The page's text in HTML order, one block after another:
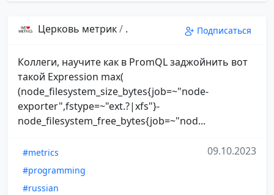
Церковь метрик/ . Подписаться
Коллеги, научите как в PromQL заджойнить вот
такой Expression max(
(node_filesystem_size_bytes{job=~"node-
exporter",fstype=~"ext.?|xfs"}-
node_filesystem_free_bytes{job=~"nod...
#metrics
#programming
#russian
09.10.2023